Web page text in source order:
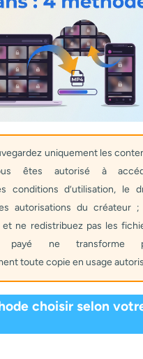
uniquement les
êtes autorisé à
conditions d’utilisation, le
autorisations du créateur ;
et ne redistribuez pas les
payé ne transforme
toute copie en usage
choisir selon